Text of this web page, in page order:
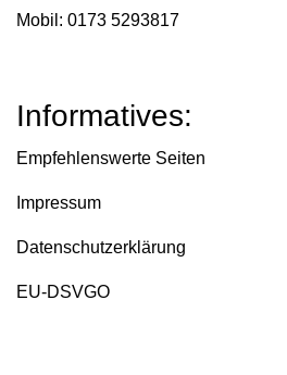
Mobil: 0173 5293817
Informatives:
Empfehlenswerte Seiten
Impressum
Datenschutzerklärung
EU-DSVGO